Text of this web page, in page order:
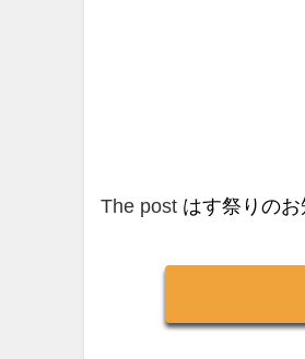
The post はす祭りの